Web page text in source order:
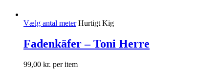
Vælg antal meter Hurtigt Kig
Fadenkäfer – Toni Herre
99,00 kr. per item